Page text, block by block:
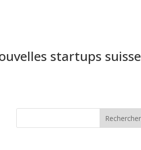
startups suisse